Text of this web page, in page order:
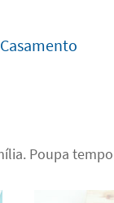
Poupa